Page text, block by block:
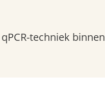
techniek binnen